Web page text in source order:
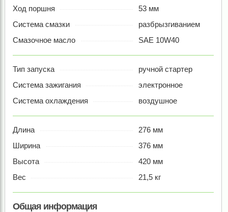
Ход поршня
53 мм
Система смазки
разбрызгиванием
Смазочное масло
SAE 10W40
Тип запуска
ручной стартер
Система зажигания
электронное
Система охлаждения
воздушное
Длина
276 мм
Ширина
376 мм
Высота
420 мм
Вес
21,5 кг
Общая информация